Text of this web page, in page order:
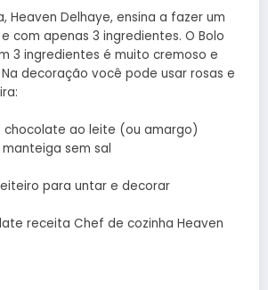
Heaven Delhaye, ensina a fazer um
com apenas 3 ingredientes. O Bolo
3 ingredientes é muito cremoso e
decoração você pode usar rosas e
chocolate ao leite (ou amargo)
sem sal
para untar e decorar